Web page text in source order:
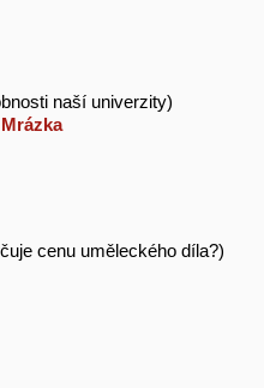
naší univerzity)
cenu uměleckého díla?)